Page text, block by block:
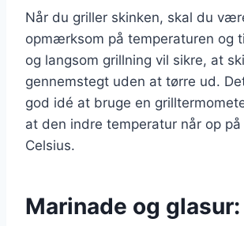
Når du griller skinken, skal du
opmærksom på temperaturen og
og langsom grillning vil sikre, at
gennemstegt uden at tørre ud.
god idé at bruge en
at den indre temperatur når op
Celsius.
Marinade og